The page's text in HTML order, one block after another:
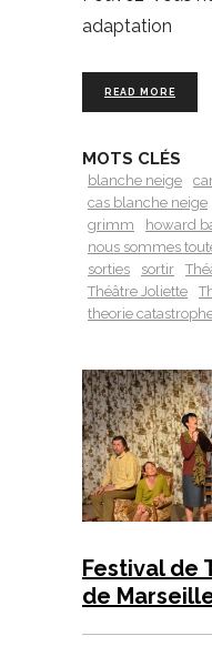
adaptation
READ MORE
MOTS CLÉS
blanche neige
cas blanche neige
grimm
howard
nous sommes
sorties
sortir
Théâtre Joliette
theorie
Festival de
de